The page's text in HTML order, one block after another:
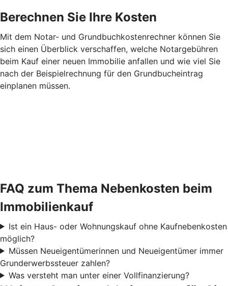
Berechnen Sie Ihre Kosten
Mit dem Notar- und Grundbuchkostenrechner können Sie
sich einen Überblick verschaffen, welche Notargebühren
beim Kauf einer neuen Immobilie anfallen und wie viel Sie
nach der Beispielrechnung für den Grundbucheintrag
einplanen müssen.
FAQ zum Thema Nebenkosten beim
Immobilienkauf
Ist ein Haus- oder Wohnungskauf ohne Kaufnebenkosten
möglich?
Müssen Neueigentümerinnen und Neueigentümer immer
Grunderwerbssteuer zahlen?
Was versteht man unter einer Vollfinanzierung?